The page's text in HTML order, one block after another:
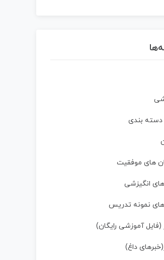
دسته بندی
های موفقیت
انگیزشی
نمونه تدریس
(فایل آموزشی رایگان)
داغ)